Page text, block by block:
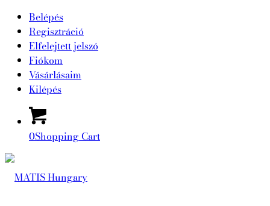
Belépés
Regisztráció
Elfelejtett jelszó
Fiókom
Vásárlásaim
Kilépés
0Shopping Cart